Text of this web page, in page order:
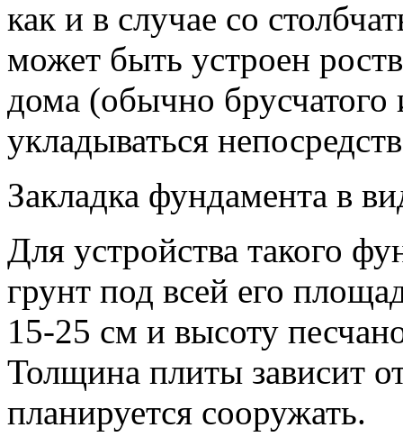
как и в случае со
может быть устроен
дома (обычно брусчатого
укладываться
Закладка фундамента в
Для устройства такого
грунт под всей его
15-25 см и высоту
Толщина плиты зависит
планируется сооружать.